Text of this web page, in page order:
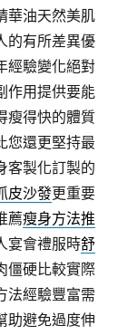
華油天然美肌
的有所差異優
經驗變化絕對
作用提供要能
瘦得快的體質
您還更堅持最
客製化訂製的
皮沙發更重要
薦瘦身方法推
宴會禮服時舒
僵硬比較實際
法經驗豐富需
助避免過度伸